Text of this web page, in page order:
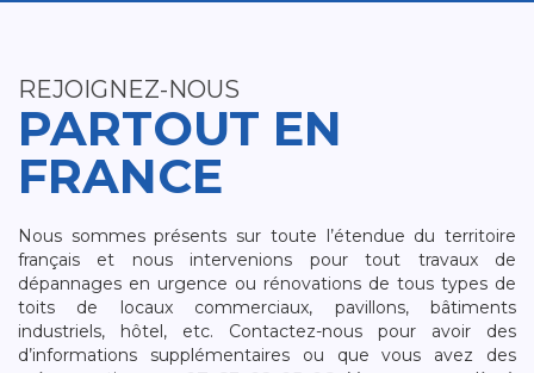
REJOIGNEZ-NOUS
PARTOUT EN
FRANCE
Nous sommes présents sur toute l’étendue du territoire
français et nous intervenions pour tout travaux de
dépannages en urgence ou rénovations de tous types de
toits de locaux commerciaux, pavillons, bâtiments
industriels, hôtel, etc. Contactez-nous pour avoir des
d’informations supplémentaires ou que vous avez des